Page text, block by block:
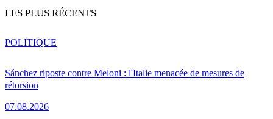
LES PLUS RÉCENTS
Sánchez riposte contre Meloni : l'Italie menacée de mesures de
rétorsion
07.08.2026
POLITIQUE